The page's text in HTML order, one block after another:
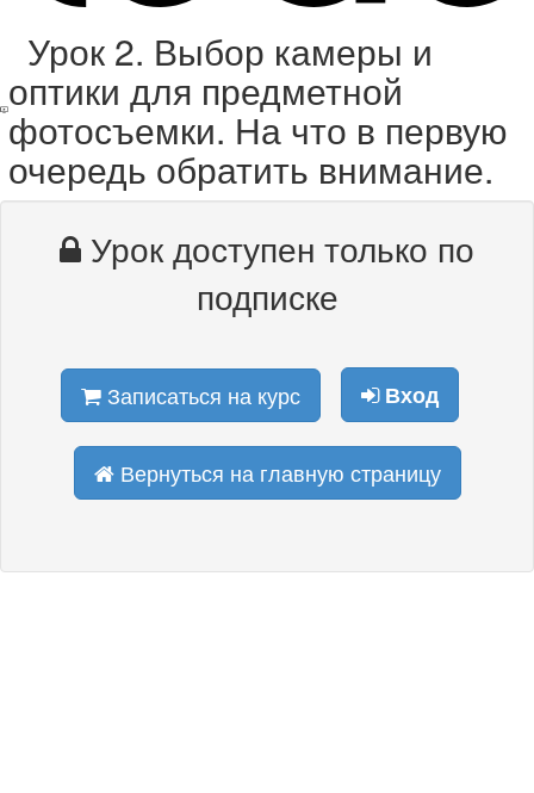
Урок 2. Выбор камеры и
оптики для предметной
фотосъемки. На что в первую
очередь обратить внимание.
Урок доступен только по
подписке
Записаться на курс Вход
Вернуться на главную страницу